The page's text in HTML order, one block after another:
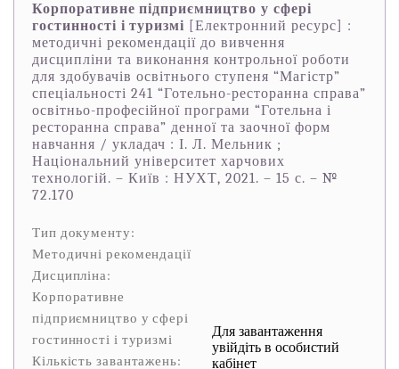
Корпоративне підприємництво у сфері
гостинності і туризмі [Електронний ресурс] :
методичні рекомендації до вивчення
дисципліни та виконання контрольної роботи
для здобувачів освітнього ступеня “Магістр”
спеціальності 241 “Готельно-ресторанна справа”
освітньо-професійної програми “Готельна і
ресторанна справа” денної та заочної форм
навчання / укладач : І. Л. Мельник ;
Національний університет харчових
технологій. – Київ : НУХТ, 2021. – 15 с. – №
72.170
Тип документу:
Методичні рекомендації
Дисципліна:
Корпоративне
підприємництво у сфері
гостинності і туризмі
Кількість завантажень:
Для завантаження
увійдіть в особистий
кабінет